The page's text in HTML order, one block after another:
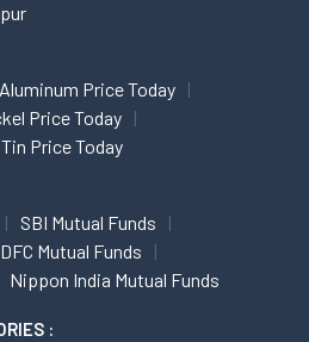
Aluminum Price Today
Price Today
Tin Price Today
SBI Mutual Funds
Mutual Funds
Nippon India Mutual Funds
: